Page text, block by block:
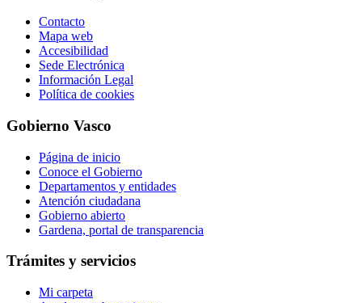
Contacto
Mapa web
Accesibilidad
Sede Electrónica
Información Legal
Política de cookies
Gobierno Vasco
Página de inicio
Conoce el Gobierno
Departamentos y entidades
Atención ciudadana
Gobierno abierto
Gardena, portal de transparencia
Trámites y servicios
Mi carpeta